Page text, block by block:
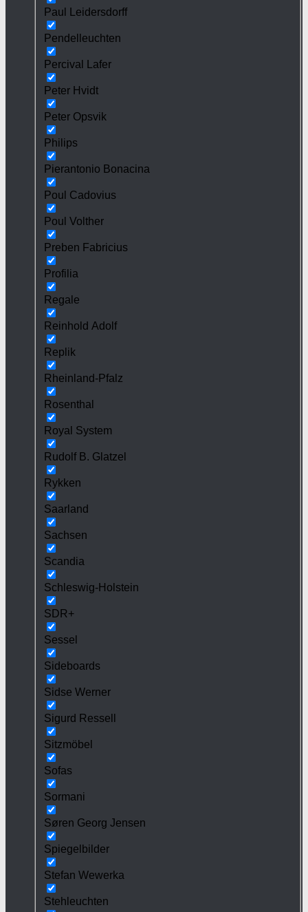
Paul Leidersdorff
Pendelleuchten
Percival Lafer
Peter Hvidt
Peter Opsvik
Philips
Pierantonio Bonacina
Poul Cadovius
Poul Volther
Preben Fabricius
Profilia
Regale
Reinhold Adolf
Replik
Rheinland-Pfalz
Rosenthal
Royal System
Rudolf B. Glatzel
Rykken
Saarland
Sachsen
Scandia
Schleswig-Holstein
SDR+
Sessel
Sideboards
Sidse Werner
Sigurd Ressell
Sitzmöbel
Sofas
Sormani
Søren Georg Jensen
Spiegelbilder
Stefan Wewerka
Stehleuchten